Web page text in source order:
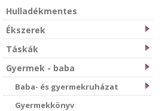
Hulladékmentes
Ékszerek
Táskák
Gyermek - baba
Baba- és gyermekruházat
Gyermekkönyv